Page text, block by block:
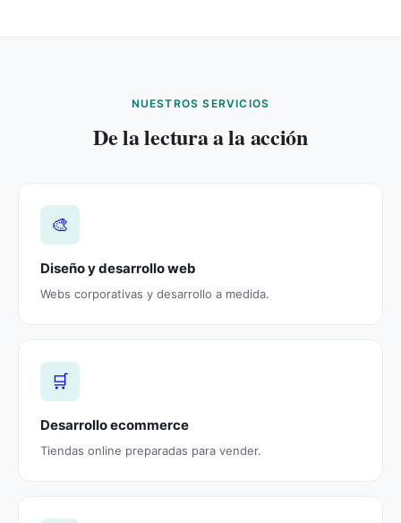
NUESTROS SERVICIOS
De la lectura a la acción
🎨
Diseño y desarrollo web
Webs corporativas y desarrollo a medida.
🛒
Desarrollo ecommerce
Tiendas online preparadas para vender.